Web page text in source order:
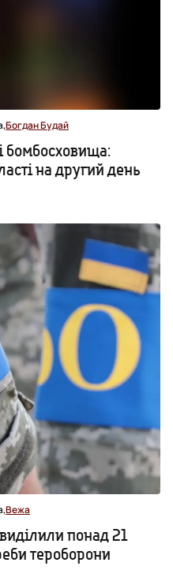
Богдан Будай
бомбосховища:
на другий день
Вежа
понад 21
тероборони